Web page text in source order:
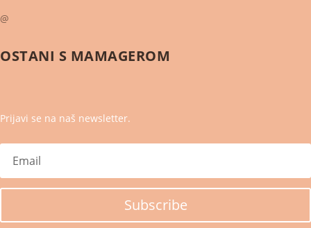
@
OSTANI S MAMAGEROM
Prijavi se na naš newsletter.
Subscribe